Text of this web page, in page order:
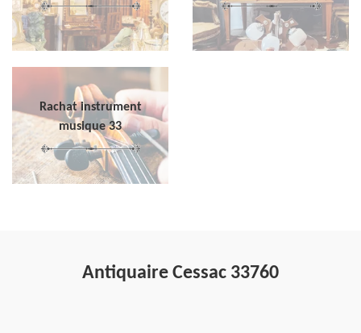
Rachat instrument
musique 33
Antiquaire Cessac 33760